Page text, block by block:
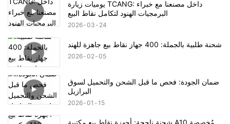
يوميات زيارة TCANG: داخل مصنعنا مع خبراء
البرمجيات الهنود لتكامل نقاط البيع
2026 03 24
شحنة طلبية بالجملة: 400 جهاز نقاط بيع جاهزة للهند
2026 02 05
ضمان الجودة: فحص ما قبل الشحن والتحميل لسوق
البرازيل
2026 01 15
شحنة ناجحة: أجهزة نقاط بيع مكتبية A10 مُخصصة